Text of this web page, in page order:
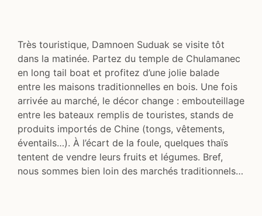
Très touristique, Damnoen Suduak se visite tôt
dans la matinée. Partez du temple de Chulamanec
en long tail boat et profitez d’une jolie balade
entre les maisons traditionnelles en bois. Une fois
arrivée au marché, le décor change : embouteillage
entre les bateaux remplis de touristes, stands de
produits importés de Chine (tongs, vêtements,
éventails…). À l’écart de la foule, quelques thaïs
tentent de vendre leurs fruits et légumes. Bref,
nous sommes bien loin des marchés traditionnels…